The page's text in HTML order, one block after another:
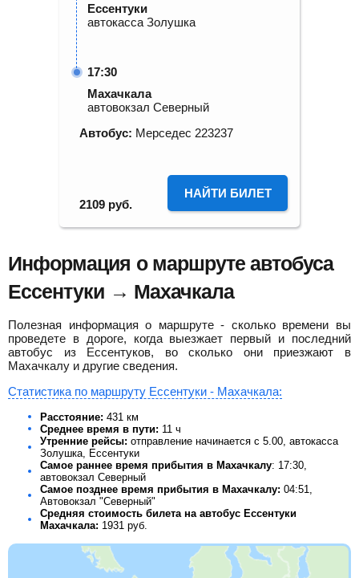
Ессентуки
автокасса Золушка
17:30
Махачкала
автовокзал Северный
Автобус: Мерседес 223237
2109 руб.
НАЙТИ БИЛЕТ
Информация о маршруте автобуса
Ессентуки → Махачкала
Полезная информация о маршруте - сколько времени вы
проведете в дороге, когда выезжает первый и последний
автобус из Ессентуков, во сколько они приезжают в
Махачкалу и другие сведения.
Статистика по маршруту Ессентуки - Махачкала:
Расстояние: 431 км
Среднее время в пути: 11 ч
Утренние рейсы: отправление начинается с 5.00, автокасса
Золушка, Ессентуки
Самое раннее время прибытия в Махачкалу: 17:30,
автовокзал Северный
Самое позднее время прибытия в Махачкалу: 04:51,
Автовокзал "Северный"
Средняя стоимость билета на автобус Ессентуки
Махачкала: 1931 руб.